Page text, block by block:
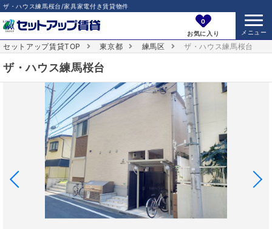
ザ・ハウス練馬桜台/家具家電付き賃貸物件
0
お気に入り
セットアップ賃貸TOP 東京都 練馬区 ザ・ハウス練馬桜台
ザ・ハウス練馬桜台